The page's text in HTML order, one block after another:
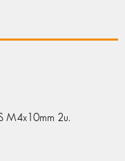
M4x10mm 2u.